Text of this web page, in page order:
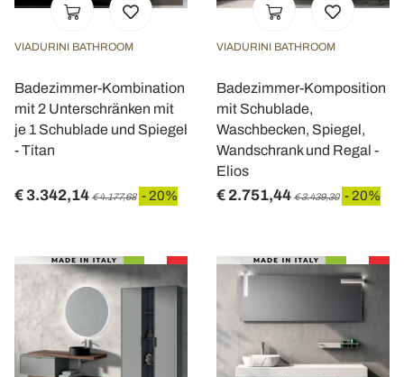
VIADURINI BATHROOM
Badezimmer-Kombination
mit 2 Unterschränken mit
je 1 Schublade und Spiegel
- Titan
€ 3.342,14 € 4.177,68 - 20%
VIADURINI BATHROOM
Badezimmer-Komposition
mit Schublade,
Waschbecken, Spiegel,
Wandschrank und Regal -
Elios
€ 2.751,44 € 3.439,30 - 20%